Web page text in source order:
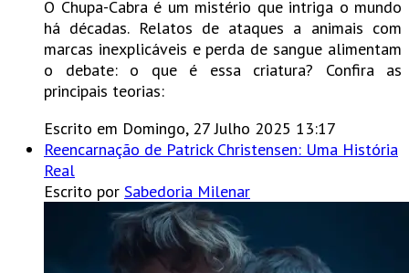
O Chupa-Cabra é um mistério que intriga o mundo
há décadas. Relatos de ataques a animais com
marcas inexplicáveis e perda de sangue alimentam
o debate: o que é essa criatura? Confira as
principais teorias:
Escrito em Domingo, 27 Julho 2025 13:17
Reencarnação de Patrick Christensen: Uma História
Real
Escrito por Sabedoria Milenar